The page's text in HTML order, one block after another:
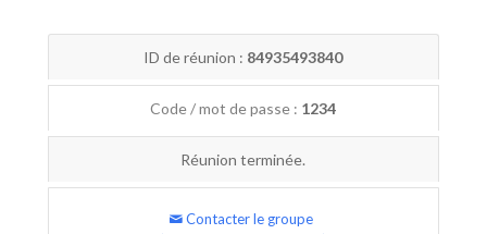
ID de réunion : 84935493840
Code / mot de passe : 1234
Réunion terminée.
Contacter le groupe